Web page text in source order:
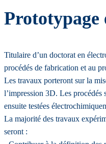
Prototypage
Titulaire d’un doctorat en
procédés de fabrication et au
Les travaux porteront sur la
l’impression 3D. Les procédés
ensuite testées
La majorité des travaux
seront :